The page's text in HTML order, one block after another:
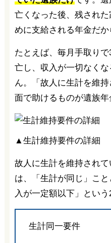
亡くなった後、残され
めに支給される年金だか
たとえば、毎月手取り
亡し、収入が一切なく
ん。「故人に生計を維
面で助けるものが遺族年
▲生計維持要件の詳細
故人に生計を維持され
は、「生計が同じ」こ
入が一定額以下」という
生計同一要件